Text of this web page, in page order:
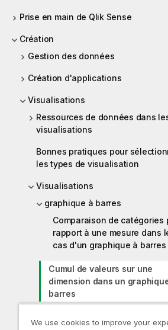
Prise en main de Qlik Sense
Création
Gestion des données
Création d'applications
Visualisations
Ressources de données dans
visualisations
Bonnes pratiques pour
les types de visualisation
Visualisations
graphique à barres
Comparaison de catégories
rapport à une mesure dans
cas d'un graphique à barres
Cumul de valeurs sur une
dimension dans un
barres
Boîte à moustaches
We use cookies to improve your